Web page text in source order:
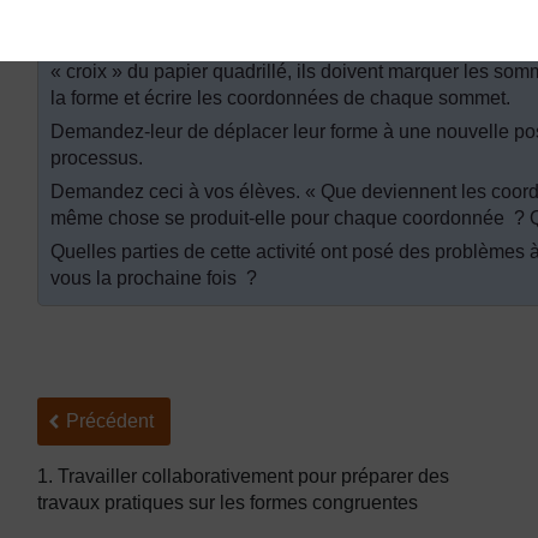
En posant l’une de leurs formes découpées sur le
« croix » du papier quadrillé, ils doivent marquer les
la forme et écrire les coordonnées de chaque sommet.
Demandez-leur de déplacer leur forme à une nouvelle
processus.
Demandez ceci à vos élèves. « Que deviennent les
même chose se produit-elle pour chaque coordonnée ?
Quelles parties de cette activité ont posé des
vous la prochaine fois ?
Précédent
Précédent
1. Travailler collaborativement pour préparer des
travaux pratiques sur les formes congruentes